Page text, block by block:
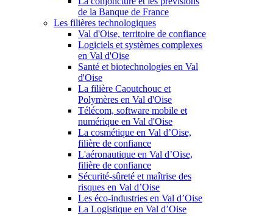
de la Banque de France
Les filières technologiques
Val d'Oise, territoire de confiance
Logiciels et systèmes complexes
en Val d'Oise
Santé et biotechnologies en Val
d'Oise
La filière Caoutchouc et
Polymères en Val d'Oise
Télécom, software mobile et
numérique en Val d'Oise
La cosmétique en Val d’Oise,
filière de confiance
L'aéronautique en Val d’Oise,
filière de confiance
Sécurité-sûreté et maîtrise des
risques en Val d’Oise
Les éco-industries en Val d’Oise
La Logistique en Val d’Oise